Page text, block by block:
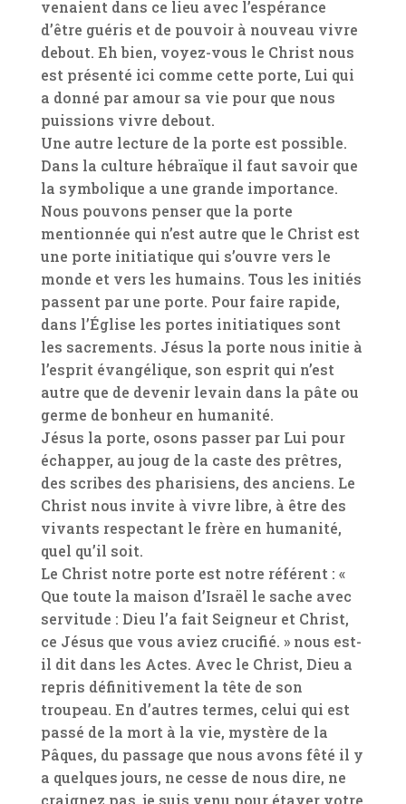
venaient dans ce lieu avec l’espérance
d’être guéris et de pouvoir à nouveau vivre
debout. Eh bien, voyez-vous le Christ nous
est présenté ici comme cette porte, Lui qui
a donné par amour sa vie pour que nous
puissions vivre debout.
Une autre lecture de la porte est possible.
Dans la culture hébraïque il faut savoir que
la symbolique a une grande importance.
Nous pouvons penser que la porte
mentionnée qui n’est autre que le Christ est
une porte initiatique qui s’ouvre vers le
monde et vers les humains. Tous les initiés
passent par une porte. Pour faire rapide,
dans l’Église les portes initiatiques sont
les sacrements. Jésus la porte nous initie à
l’esprit évangélique, son esprit qui n’est
autre que de devenir levain dans la pâte ou
germe de bonheur en humanité.
Jésus la porte, osons passer par Lui pour
échapper, au joug de la caste des prêtres,
des scribes des pharisiens, des anciens. Le
Christ nous invite à vivre libre, à être des
vivants respectant le frère en humanité,
quel qu’il soit.
Le Christ notre porte est notre référent : «
Que toute la maison d’Israël le sache avec
servitude : Dieu l’a fait Seigneur et Christ,
ce Jésus que vous aviez crucifié. » nous est-
il dit dans les Actes. Avec le Christ, Dieu a
repris définitivement la tête de son
troupeau. En d’autres termes, celui qui est
passé de la mort à la vie, mystère de la
Pâques, du passage que nous avons fêté il y
a quelques jours, ne cesse de nous dire, ne
craignez pas, je suis venu pour étayer votre